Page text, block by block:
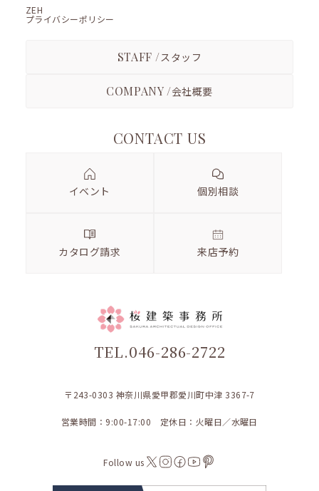
ZEH
プライバシーポリシー
STAFF /スタッフ
COMPANY /会社概要
CONTACT US
イベント 個別相談
カタログ請求 来店予約
TEL.046-286-2722
〒243-0303 神奈川県愛甲郡愛川町中津 3367-7
営業時間：9:00-17:00 定休日：火曜日／水曜日
Follow us